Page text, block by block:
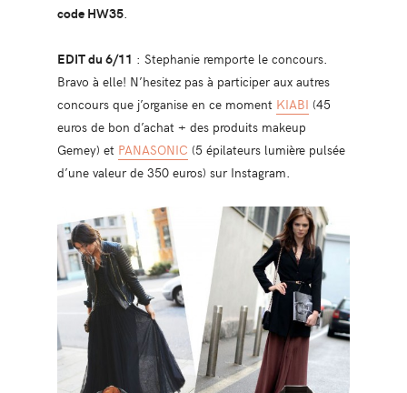
code HW35.
EDIT du 6/11 : Stephanie remporte le concours.
Bravo à elle! N’hesitez pas à participer aux autres
concours que j’organise en ce moment KIABI (45
euros de bon d’achat + des produits makeup
Gemey) et PANASONIC (5 épilateurs lumière pulsée
d’une valeur de 350 euros) sur Instagram.